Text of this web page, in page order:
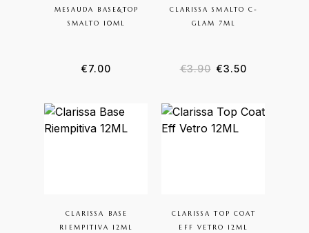
MESAUDA BASE&TOP
SMALTO 10ML
€7.00
CLARISSA SMALTO C-
GLAM 7ML
€3.90 Il prezzo
€3.50Il prezzo
CLARISSA BASE
RIEMPITIVA 12ML
CLARISSA TOP COAT
EFF VETRO 12ML